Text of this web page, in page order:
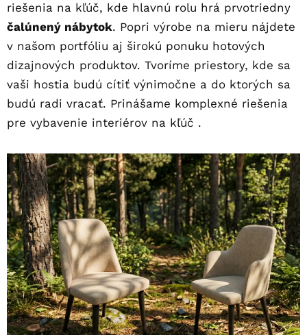
riešenia na kľúč, kde hlavnú rolu hrá prvotriedny
čalúnený nábytok. Popri výrobe na mieru nájdete
v našom portfóliu aj širokú ponuku hotových
dizajnových produktov. Tvoríme priestory, kde sa
vaši hostia budú cítiť výnimočne a do ktorých sa
budú radi vracať. Prinášame komplexné riešenia
pre vybavenie interiérov na kľúč .